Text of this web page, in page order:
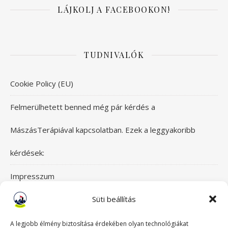
Süti beállítás
A legjobb élmény biztosítása érdekében olyan technológiákat
LÁJKOLJ A FACEBOOKON!
TUDNIVALÓK
Cookie Policy (EU)
Felmerülhetett benned még pár kérdés a
MászásTerápiával kapcsolatban. Ezek a leggyakoribb
kérdések:
Impresszum
Itt érsz el bennünket!
Mászásterápia csapata